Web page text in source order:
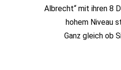
Albrecht“ mit ihren 8
hohem Niveau
Ganz gleich ob